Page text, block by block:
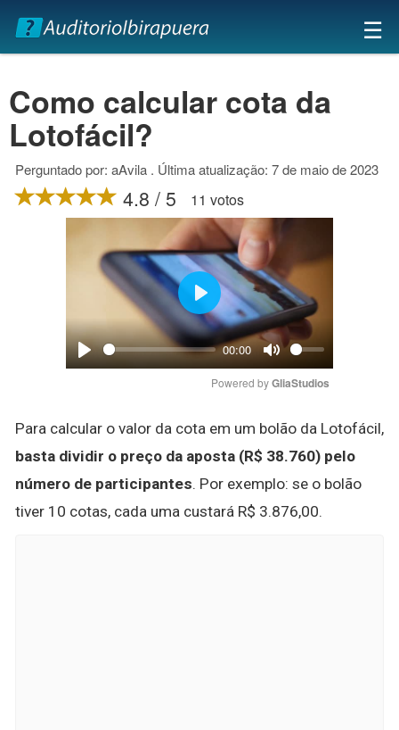
×
☰
Como calcular cota da
Lotofácil?
Perguntado por: aAvila . Última atualização: 7 de maio de 2023
4.8 / 5 11 votos
Play
00:00
Mute
Play
Powered by GliaStudios
Para calcular o valor da cota em um bolão da Lotofácil,
basta dividir o preço da aposta (R$ 38.760) pelo
número de participantes. Por exemplo: se o bolão
tiver 10 cotas, cada uma custará R$ 3.876,00.